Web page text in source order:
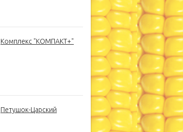
Комплекс "КОМПАКТ+"
Петушок-Царский